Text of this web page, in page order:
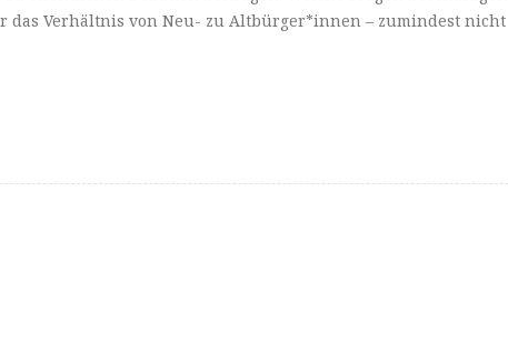
das Verhältnis von Neu- zu Altbürger*innen – zumindest nicht